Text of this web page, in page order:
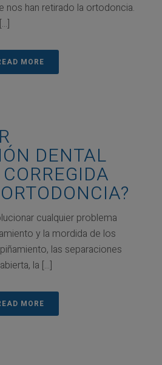
nos han retirado la ortodoncia.
MORE
DENTAL
cualquier problema
y la mordida de los
las separaciones
la [...]
MORE